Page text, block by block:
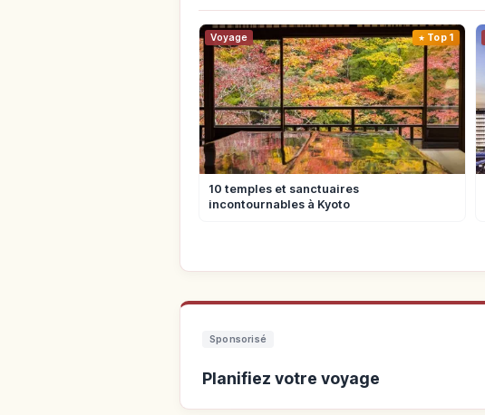
Voyage Top 1
10 temples et sanctuaires
incontournables à Kyoto
Sponsorisé
Planifiez votre voyage